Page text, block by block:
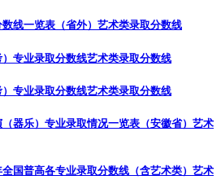
线一览表（省外） 艺术类录取分数线
）专业录取分数线艺术类录取分数线
）专业录取分数线艺术类录取分数线
器乐）专业录取情况一览表（安徽省） 艺术
国普高各专业录取分数线（含艺术类） 艺术